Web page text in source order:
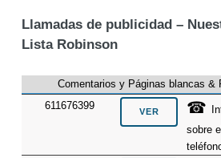
Llamadas de publicidad –
Lista Robinson
Comentarios y Páginas blancas &
611676399
☎
sobre